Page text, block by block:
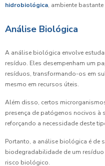
hidrobiológica, ambiente
Análise Biológica
A análise biológica envolve
resíduo. Eles desempenham um
resíduos, transformando-os em
mesmo em recursos úteis.
Além disso, certos
presença de patógenos nocivos à
reforçando a necessidade deste
Portanto, a análise biológica é de
biodegradabilidade de um
risco biológico.